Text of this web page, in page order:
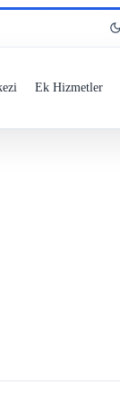
Ek Hizmetler